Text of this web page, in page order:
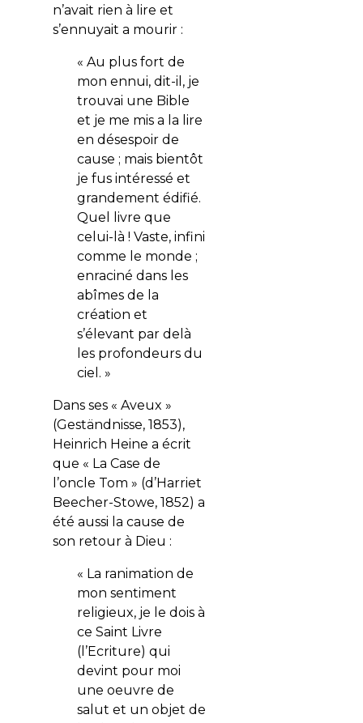
n’avait rien à lire et
s’ennuyait a mourir :
« Au plus fort de
mon ennui, dit-il, je
trouvai une Bible
et je me mis a la lire
en désespoir de
cause ; mais bientôt
je fus intéressé et
grandement édifié.
Quel livre que
celui-là ! Vaste, infini
comme le monde ;
enraciné dans les
abîmes de la
création et
s’élevant par delà
les profondeurs du
ciel. »
Dans ses « Aveux »
(Geständnisse, 1853),
Heinrich Heine a écrit
que « La Case de
l’oncle Tom » (d’Harriet
Beecher-Stowe, 1852) a
été aussi la cause de
son retour à Dieu :
« La ranimation de
mon sentiment
religieux, je le dois à
ce Saint Livre
(l’Ecriture) qui
devint pour moi
une oeuvre de
salut et un objet de